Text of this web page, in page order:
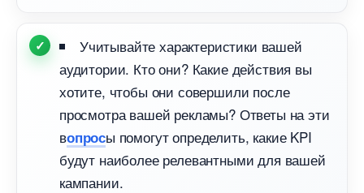
Учитывайте характеристики вашей
аудитории. Кто они? Какие действия вы
хотите, чтобы они совершили после
просмотра вашей рекламы? Ответы на эти
опросы помогут определить, какие KPI
удут наиболее релевантными для вашей
кампании.